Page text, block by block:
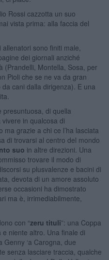
Rossi cazzotta un suo
vista prima: alla faccia del
sono finiti male,
dei giornali anziché
(Prandelli, Montella, Sosa, per
Pioli che se ne va da gran
cani dalla dirigenza). E una
presuntuosa, di quella
in qualcosa di
grazie a chi ce l’ha lasciata
di trovarsi al centro del mondo
suo in altre direzioni. Una
trovare il modo di
su plusvalenze e bacini di
devota di un amore assoluto
occasioni ha dimostrato
ma è, irrimediabilmente,
con “zeru tituli”: una Coppa
niente altro. Una finale di
‘a Carogna, due
senza lasciare traccia, qualche